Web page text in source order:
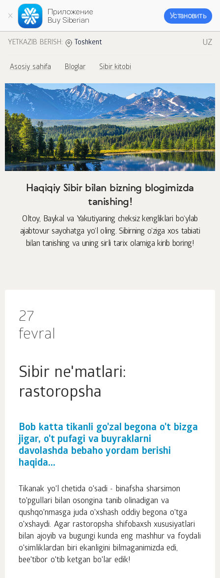
Приложение
Buy Siberian
Установить
YETKAZIB BERISH: Toshkent UZ
Asosiy sahifa Bloglar Sibir kitobi
Haqiqiy Sibir bilan bizning blogimizda
tanishing!
Oltoy, Baykal va Yakutiyaning cheksiz kengliklari bo‘ylab
ajabtovur sayohatga yo‘l oling. Sibirning o‘ziga xos tabiati
bilan tanishing va uning sirli tarix olamiga kirib boring!
27
fevral
Sibir ne'matlari:
rastoropsha
Bob katta tikanli go'zal begona o't bizga
jigar, o't pufagi va buyraklarni
davolashda bebaho yordam berishi
haqida...
Tikanak yo'l chetida o'sadi - binafsha sharsimon
to'pgullari bilan osongina tanib olinadigan va
qushqo'nmasga juda o'xshash oddiy begona o'tga
o'xshaydi. Agar rastoropsha shifobaxsh xususiyatlari
bilan ajoyib va bugungi kunda eng mashhur va foydali
o'simliklardan biri ekanligini bilmaganimizda edi,
bee'tibor o'tib ketgan bo'lar edik!